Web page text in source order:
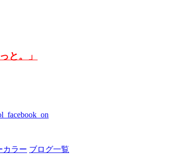
と。」
カラー ブログ一覧